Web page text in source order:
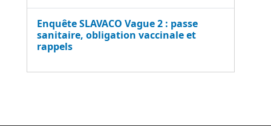
Enquête SLAVACO Vague 2 : passe
sanitaire, obligation vaccinale et
rappels